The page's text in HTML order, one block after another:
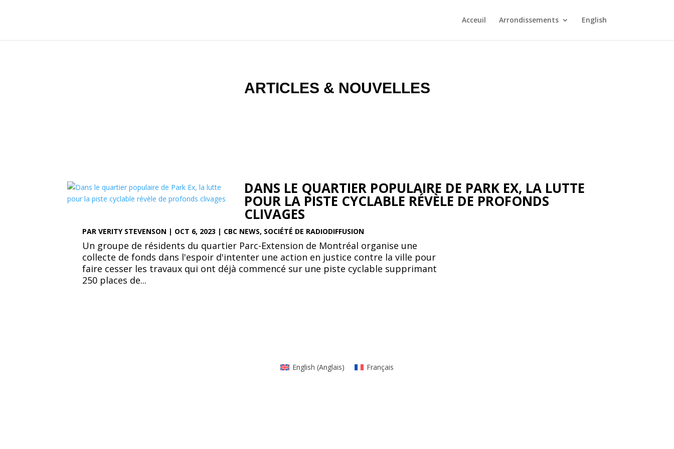
Acceuil Arrondissements English
ARTICLES & NOUVELLES
DANS LE QUARTIER POPULAIRE DE PARK EX, LA LUTTE
POUR LA PISTE CYCLABLE RÉVÈLE DE PROFONDS
CLIVAGES
PARVERITY STEVENSON | OCT 6, 2023 | CBC NEWS, SOCIÉTÉ DE RADIODIFFUSION
Un groupe de résidents du quartier Parc-Extension de Montréal organise une
collecte de fonds dans l'espoir d'intenter une action en justice contre la ville pour
faire cesser les travaux qui ont déjà commencé sur une piste cyclable supprimant
250 places de...
English (Anglais) Français